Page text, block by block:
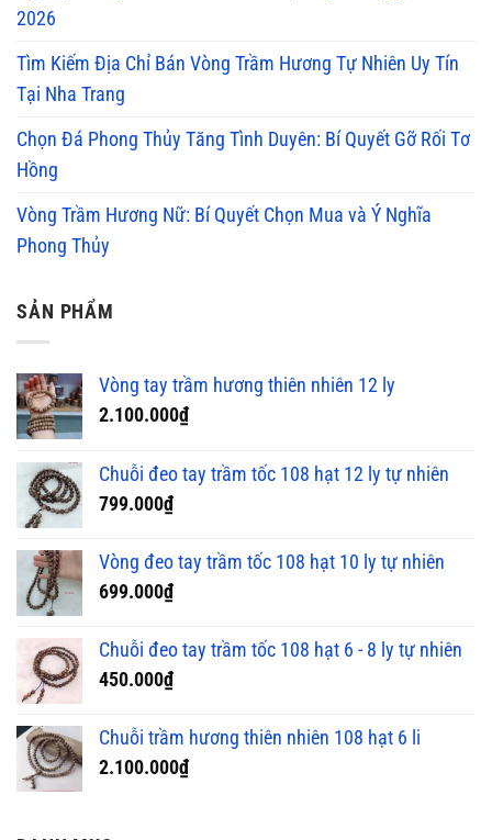
2026
Tìm Kiếm Địa Chỉ Bán Vòng Trầm Hương Tự Nhiên Uy Tín
Tại Nha Trang
Chọn Đá Phong Thủy Tăng Tình Duyên: Bí Quyết Gỡ Rối Tơ
Hồng
Vòng Trầm Hương Nữ: Bí Quyết Chọn Mua và Ý Nghĩa
Phong Thủy
SẢN PHẨM
Vòng tay trầm hương thiên nhiên 12 ly
2.100.000₫
Chuỗi đeo tay trầm tốc 108 hạt 12 ly tự nhiên
799.000₫
Vòng đeo tay trầm tốc 108 hạt 10 ly tự nhiên
699.000₫
Chuỗi đeo tay trầm tốc 108 hạt 6 - 8 ly tự nhiên
450.000₫
Chuỗi trầm hương thiên nhiên 108 hạt 6 li
2.100.000₫